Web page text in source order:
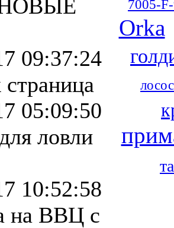
НОВЫЕ
09:37:24
05:09:50
ловли
10:52:58
на ВВЦ с
7005-
Orka